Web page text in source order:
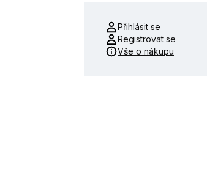
Přihlásit se
Registrovat se
Vše o nákupu